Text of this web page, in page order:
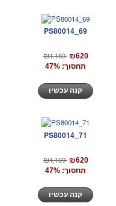
PS80014_69
₪1,169 ₪620
תחסוך: 47%
PS80014_71
₪1,169 ₪620
תחסוך: 47%